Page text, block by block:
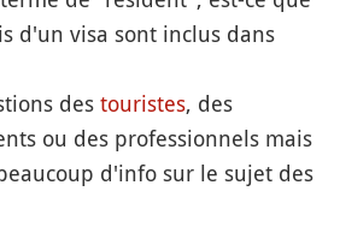
d'un visa sont inclus dans
des touristes, des
ou des professionnels mais
d'info sur le sujet des